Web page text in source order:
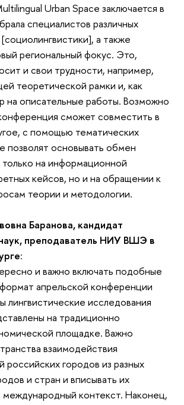
Urban Space заключается в
специалистов различных
а также
региональный фокус. Это,
и свои трудности, например,
теоретической рамки и, как
на описательные работы. Возможно
сможет совместить в
с помощью тематических
позволят основывать обмен
на информационной
кейсов, но и на обращении к
теории и методологии.
Баранова, кандидат
преподаватель НИУ ВШЭ в
:
и важно включать подобные
апрельской конференции
исследования
на традиционно
площадке. Важно
взаимодействия
российских городов из разных
и стран и вписывать их
международный контекст. Наконец,